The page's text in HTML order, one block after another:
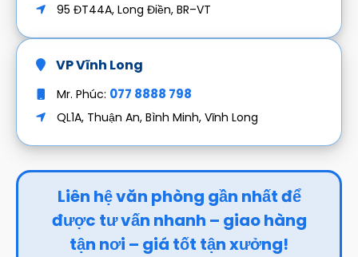
95 ĐT44A, Long Điền, BR–VT
VP Vĩnh Long
Mr. Phúc: 077 8888 798
QL1A, Thuận An, Bình Minh, Vĩnh Long
Liên hệ văn phòng gần nhất để
được tư vấn nhanh – giao hàng
tận nơi – giá tốt tận xưởng!